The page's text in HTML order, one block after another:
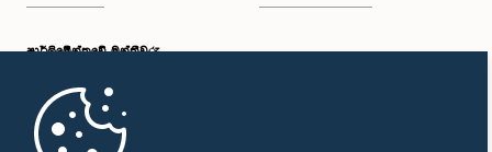
පාර්ලි‌මේන්තුවේ මන්ත්‍රීවරු
මුල් පිටුව